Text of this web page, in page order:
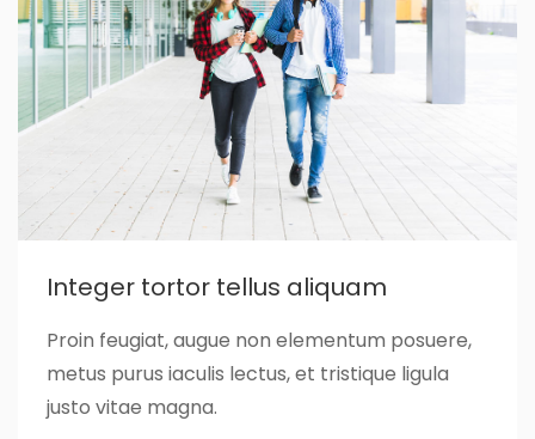
Integer tortor tellus aliquam
Proin feugiat, augue non elementum posuere,
metus purus iaculis lectus, et tristique ligula
justo vitae magna.